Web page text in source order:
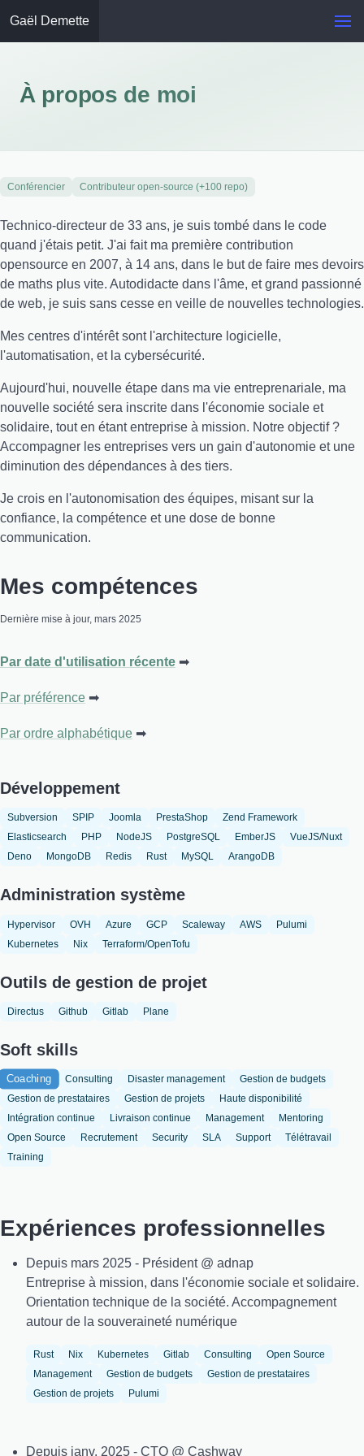
Gaël Demette
À propos de moi
Conférencier Contributeur open-source (+100 repo)
Technico-directeur de 33 ans, je suis tombé dans le code
quand j'étais petit. J'ai fait ma première contribution
opensource en 2007, à 14 ans, dans le but de faire mes devoirs
de maths plus vite. Autodidacte dans l'âme, et grand passionné
de web, je suis sans cesse en veille de nouvelles technologies.
Mes centres d'intérêt sont l'architecture logicielle,
l'automatisation, et la cybersécurité.
Aujourd'hui, nouvelle étape dans ma vie entreprenariale, ma
nouvelle société sera inscrite dans l'économie sociale et
solidaire, tout en étant entreprise à mission. Notre objectif ?
Accompagner les entreprises vers un gain d'autonomie et une
diminution des dépendances à des tiers.
Je crois en l'autonomisation des équipes, misant sur la
confiance, la compétence et une dose de bonne
communication.
Mes compétences
Dernière mise à jour, mars 2025
Par date d'utilisation récente
Par préférence
Par ordre alphabétique
Développement
Subversion SPIP Joomla PrestaShop
Zend Framework
Elasticsearch
PHP NodeJS PostgreSQL EmberJS
VueJS/Nuxt
Deno
MongoDB Redis Rust MySQL ArangoDB
Administration système
Hypervisor OVH Azure GCP Scaleway AWS
Pulumi
Kubernetes
Nix Terraform/OpenTofu
Outils de gestion de projet
Directus Github Gitlab Plane
Soft skills
Coaching Consulting Disaster management
Gestion de budgets
Gestion de prestataires
Gestion de projets
Haute disponibilité
Intégration continue
Livraison continue Management
Mentoring
Open Source
Recrutement Security SLA Support
Télétravail
Training
Expériences professionnelles
Depuis mars 2025 - Président @ adnap
Entreprise à mission, dans l'économie sociale et solidaire.
Orientation technique de la société. Accompagnement
autour de la souveraineté numérique
Rust Nix Kubernetes Gitlab Consulting
Open Source
Management
Gestion de budgets
Gestion de prestataires
Gestion de projets
Pulumi
Depuis janv. 2025 - CTO @ Cashway